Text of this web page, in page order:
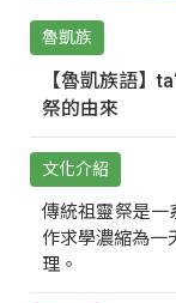
魯凱族
【魯凱族語】
祭的由來
文化介紹
傳統祖靈祭是一
作求學濃縮為一
理。